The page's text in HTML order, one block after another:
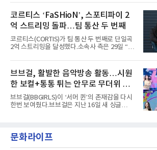
정적인 실력을 입증했고, 올해 '2026 어썸뮤직
페스티벌', '뷰티풀 민트 라이프 2026', '2026
heart(와일드 하트)’라는 제목이 붙은 콘셉트 포
토에는 멤버들의 본능적이고 야성적인 면모가
강렬하게 담겼다. 짙은 아이섀도와 푸른빛·금빛·
붉은빛의 컬러 렌즈가 비현실적인 분위기를 자
아내고, 여러 원색이 불규칙하게 뒤섞인 멀티컬
러 헤어와 과감한 블루·블랙 립 메이크업이 낯설
고도 매혹적인 비주얼을 완성했다.스타일링 역
엣을 거침없이 결합했다. 멤버들은 각기 다른 개
성을 살린 스타일링을 선
코르티스 ‘FaSHioN’, 스포티파이 2
억 스트리밍 돌파…팀 통산 두 번째
코르티스(CORTIS)가 팀 통산 두 번째로 단일곡
2억 스트리밍을 달성했다.소속사 측은 29일 “코
벌 오디오·음원 스트리밍 플랫폼 스포티파이에
서 27일 자로 누적 재생 수 2억 회를 돌파했
다”고 밝혔다.곡이 발표된 지 약 10개월 만이다.
팀의 첫 번째 2억 스트리밍 곡은 동일 음반에 수
록된 ‘GO!’다. 이 노래는 공개 약 9개월 만인 지
난달 26일 자에 2억 고지를 밟았다. 이는 최근 5
년 내 데뷔한 보이그룹의 곡 중 최단기 2억 달성
했다. “내 티, 5 bucks 바지는, 만원” 등 멤버들
의 라이프 스타일
브브걸, 활발한 음악방송 활동…시원
한 보컬+통통 튀는 안무로 무더위 사
냥
브브걸(BBGIRLS)이 ‘서머 퀸’의 존재감을 다시
한번 보여줬다.브브걸은 지난 16일 새 싱글
MBC '쇼! 음악중심', SBS '인기가요' 등 주요 음
악방송 무대에 올라 화려한 퍼포먼스를 펼쳤다.
문화라이프